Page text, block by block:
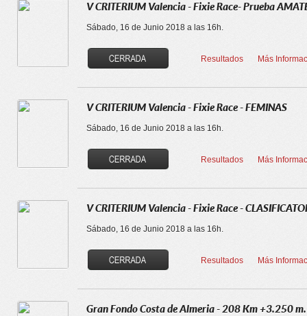
V CRITERIUM Valencia - Fixie Race- Prueba
Sábado, 16 de Junio 2018 a las 16h.
Resultados Más
V CRITERIUM Valencia - Fixie Race - FEMINAS
Sábado, 16 de Junio 2018 a las 16h.
Resultados Más
V CRITERIUM Valencia - Fixie Race -
Sábado, 16 de Junio 2018 a las 16h.
Resultados Más
Gran Fondo Costa de Almeria - 208 Km +3.250 m.